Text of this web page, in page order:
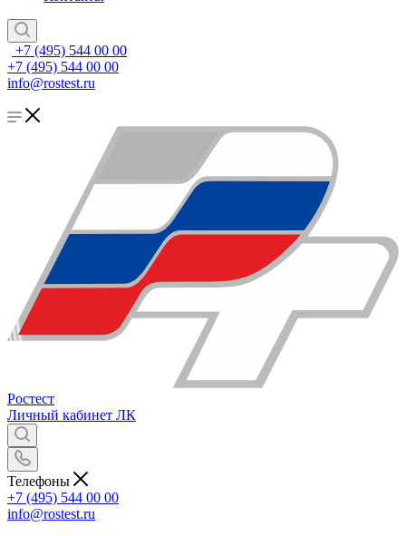
+7 (495) 544 00 00
+7 (495) 544 00 00
info@rostest.ru
Ростест
Личный кабинет ЛК
Телефоны
+7 (495) 544 00 00
info@rostest.ru